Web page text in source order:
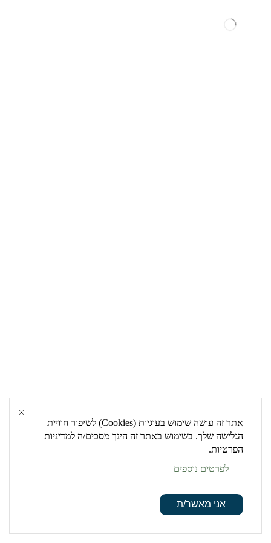
אתר זה עושה שימוש בעוגיות (Cookies) לשיפור חוויית
הגלישה שלך. בשימוש באתר זה הינך מסכים/ה למדיניות
הפרטיות.
לפרטים נוספים
אני מאשר/ת